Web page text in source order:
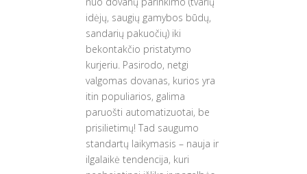
idėjų, saugių gamybos būdų,
sandarių pakuočių) iki
bekontakčio pristatymo
kurjeriu. Pasirodo, netgi
valgomas dovanas, kurios yra
itin populiarios, galima
paruošti automatizuotai, be
prisilietimų! Tad saugumo
standartų laikymasis – nauja ir
ilgalaikė tendencija, kuri